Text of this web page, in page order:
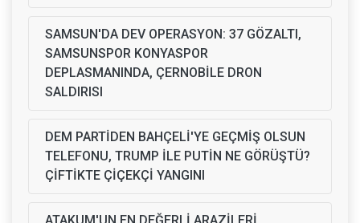
SAMSUN'DA DEV OPERASYON: 37 GÖZALTI,
SAMSUNSPOR KONYASPOR
DEPLASMANINDA, ÇERNOBİLE DRON
SALDIRISI
DEM PARTİDEN BAHÇELİ'YE GEÇMİŞ OLSUN
TELEFONU, TRUMP İLE PUTİN NE GÖRÜŞTÜ?
ÇİFTİKTE ÇİÇEKÇİ YANGINI
ATAKUM'UN EN DEĞERLİ ARAZİLERİ